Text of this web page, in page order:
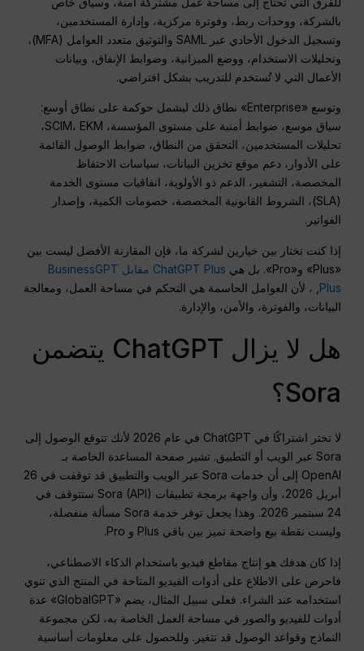
بالشركة، ووحدات ربط، وفوترة مركزية، وإدارة المستخدمين،
وتسجيل الدخول الأحادي عبر SAML والتوثيق متعدد العوامل (MFA)،
وتحليلات الاستخدام، ووضع الميزانية، وضوابط الإنفاق، وبيانات
الأعمال التي لا تُستخدم للتدريب بشكل افتراضي.
وتوسع «Enterprise» نطاق ذلك ليشمل حوكمة على نطاق أوسع:
سياق موسع، ضوابط أمنية على مستوى المؤسسة، SCIM، EKM،
تحليلات المستخدمين، التحقق من النطاق، ضوابط الوصول القائمة
على الأدوار، دعم موقع تخزين البيانات، سياسات الاحتفاظ
المخصصة، التشفير، الدعم ذو الأولوية، اتفاقيات مستوى الخدمة
(SLA)، الشروط القانونية المخصصة، خصومات الكمية، وإصدار
الفواتير.
إذا كنت تختار بين خيارين لشركة ما، فإن المقارنة الأفضل ليست بين
«Plus» و«Pro». بل هي
ChatGPT Plus مقابل BusinessGPT
Plus , ، لأن العوامل الحاسمة هي التحكم في مساحة العمل، ومعالجة
البيانات، والفوترة، والأمن، والإدارة.
هل لا يزال ChatGPT يتضمن
Sora؟
لا تختر اشتراكًا في ChatGPT في عام 2026 لأنك تتوقع الوصول إلى
Sora عبر الويب أو التطبيق. تشير صفحة المساعدة الخاصة بـ
OpenAI إلى أن خدمات Sora عبر الويب والتطبيق قد توقفت في 26
أبريل 2026، وأن واجهة برمجة تطبيقات Sora (API) ستتوقف في
24 سبتمبر 2026. وهذا يجعل توفر خدمة Sora مسألة منفصلة،
وليست نقطة بيع واضحة تميز بين باقي Plus و Pro.
إذا كان هدفك هو إنتاج مقاطع فيديو باستخدام الذكاء الاصطناعي،
فاحرص على الاطلاع على أدوات الفيديو المتاحة في المنتج الذي تنوي
استخدامه عند الشراء. فعلى سبيل المثال، يضم «GlobalGPT» عدة
أدوات للفيديو والصور في مساحة العمل الخاصة به، لكن مجموعة
النماذج وقواعد الوصول قد تتغير. وللحصول على معلومات أساسية